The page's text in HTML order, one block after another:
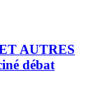
AUTRES
débat